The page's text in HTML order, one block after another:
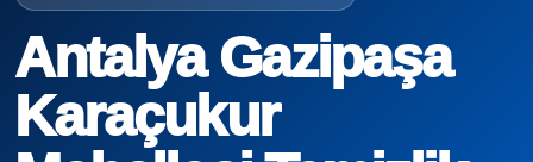
Antalya Gazipaşa
Karaçukur